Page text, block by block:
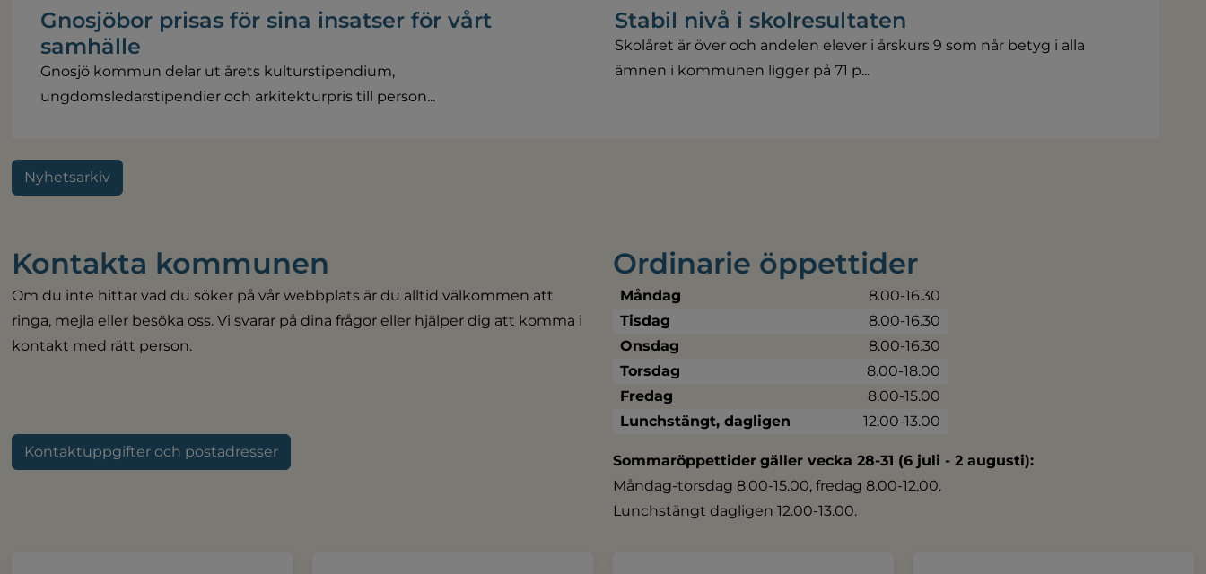
Gnosjöbor prisas för sina insatser för vårt
samhälle
Gnosjö kommun delar ut årets kulturstipendium,
ungdomsledarstipendier och arkitekturpris till person...
Stabil nivå i skolresultaten
Skolåret är över och andelen elever i årskurs 9 som når betyg i alla
ämnen i kommunen ligger på 71 p...
Nyhetsarkiv
Kontakta kommunen
Om du inte hittar vad du söker på vår webbplats är du alltid välkommen att
ringa, mejla eller besöka oss. Vi svarar på dina frågor eller hjälper dig att komma i
kontakt med rätt person.
Kontaktuppgifter och postadresser
Ordinarie öppettider
Måndag
8.00-16.30
Tisdag
8.00-16.30
Onsdag
8.00-16.30
Torsdag
8.00-18.00
Fredag
8.00-15.00
Lunchstängt, dagligen
12.00-13.00
Sommaröppettider gäller vecka 28-31 (6 juli - 2 augusti):
Måndag-torsdag 8.00-15.00, fredag 8.00-12.00.
Lunchstängt dagligen 12.00-13.00.